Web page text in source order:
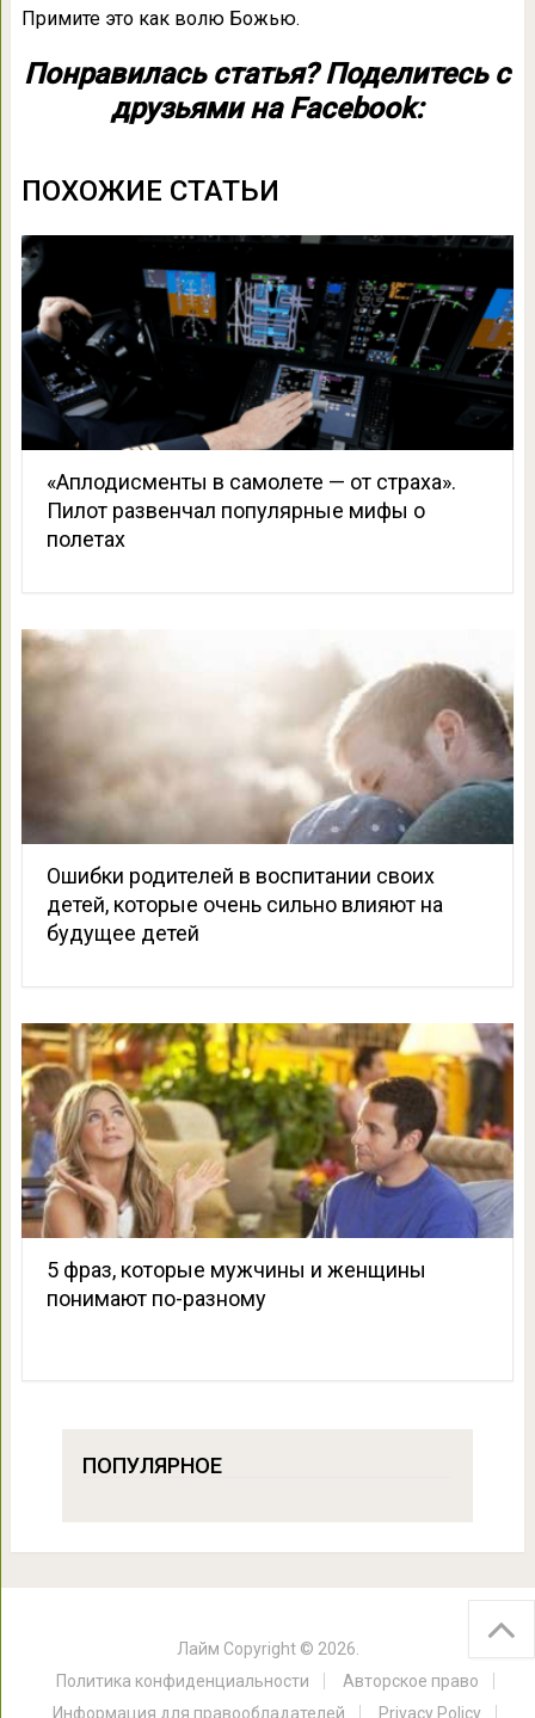
Примите это как волю Божью.
Понравилась статья? Поделитесь с
друзьями на Facebook:
ПОХОЖИЕ СТАТЬИ
«Аплодисменты в самолете — от страха».
Пилот развенчал популярные мифы о
полетах
Ошибки родителей в воспитании своих
детей, которые очень сильно влияют на
будущее детей
5 фраз, которые мужчины и женщины
понимают по-разному
ПОПУЛЯРНОЕ
Лайм Copyright © 2026.
Политика конфиденциальности
Авторское право
Информация для правообладателей
Privacy Policy